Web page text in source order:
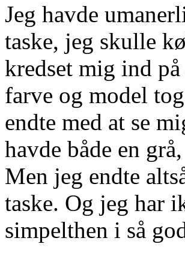
Jeg havde
taske, jeg skulle
kredset mig ind
farve og model
endte med at se
havde både en
Men jeg endte
taske. Og jeg har
simpelthen i så